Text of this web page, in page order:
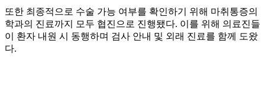
또한 최종적으로 수술 가능 여부를 확인하기 위해 마취통증의
학과의 진료까지 모두 협진으로 진행됐다. 이를 위해 의료진들
이 환자 내원 시 동행하며 검사 안내 및 외래 진료를 함께 도왔
다.